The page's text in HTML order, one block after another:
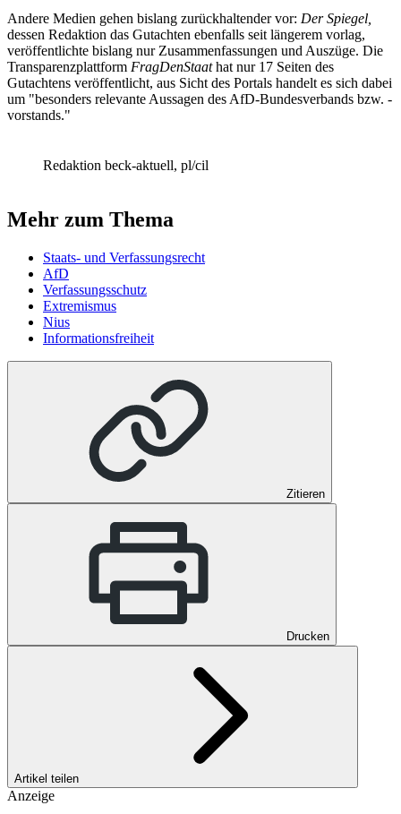
Andere Medien gehen bislang zurückhaltender vor: Der Spiegel,
dessen Redaktion das Gutachten ebenfalls seit längerem vorlag,
veröffentlichte bislang nur Zusammenfassungen und Auszüge. Die
Transparenzplattform FragDenStaathat nur 17 Seiten des
Gutachtens veröffentlicht, aus Sicht des Portals handelt es sich dabei
um "besonders relevante Aussagen des AfD-Bundesverbands bzw. -
vorstands."
Redaktion beck-aktuell, pl/cil
Mehr zum Thema
Staats- und Verfassungsrecht
AfD
Verfassungsschutz
Extremismus
Nius
Informationsfreiheit
Zitieren
Drucken
Artikel teilen
Anzeige